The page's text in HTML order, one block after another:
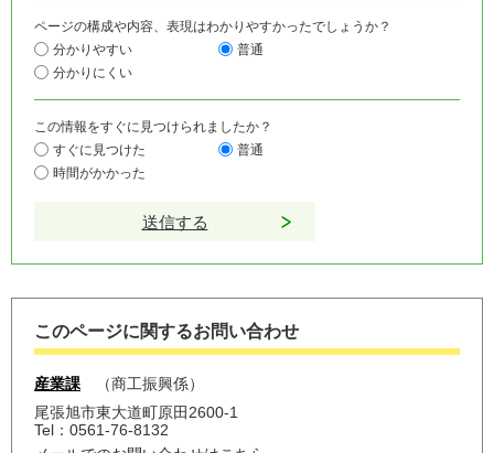
ページの構成や内容、表現はわかりやすかったでしょうか？
分かりやすい
普通
分かりにくい
この情報をすぐに見つけられましたか？
すぐに見つけた
普通
時間がかかった
このページに関するお問い合わせ
産業課
商工振興係
尾張旭市東大道町原田2600-1
Tel：0561-76-8132